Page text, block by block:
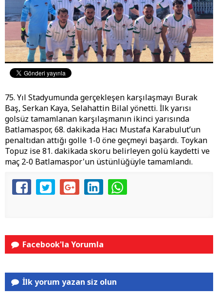
75. Yıl Stadyumunda gerçekleşen karşılaşmayı Burak
Baş, Serkan Kaya, Selahattin Bilal yönetti. İlk yarısı
golsüz tamamlanan karşılaşmanın ikinci yarısında
Batlamaspor, 68. dakikada Hacı Mustafa Karabulut’un
penaltıdan attığı golle 1-0 öne geçmeyi başardı. Toykan
Topuz ise 81. dakikada skoru belirleyen golü kaydetti ve
maç 2-0 Batlamaspor'un üstünlüğüyle tamamlandı.
Facebook'la Yorumla
İlk yorum yazan siz olun